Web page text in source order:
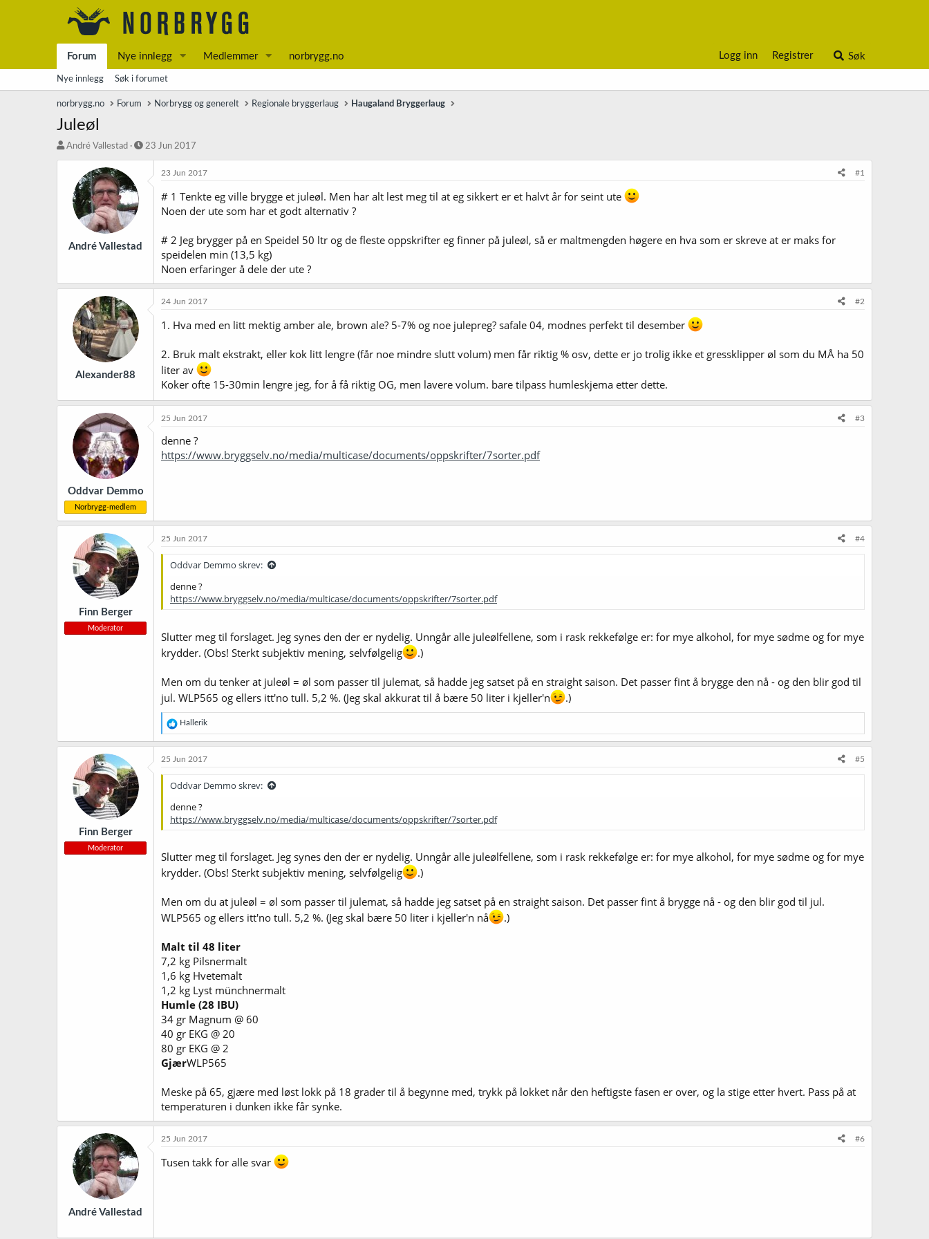
Forum Nye innlegg Medlemmer norbrygg.no Logg inn Registrer Søk
Nye innlegg Søk i forumet
norbrygg.no Forum Norbrygg og generelt Regionale bryggerlaug Haugaland Bryggerlaug
Juleøl
T
André Vallestad
S
23 Jun 2017
André Vallestad
23 Jun 2017 #1
# 1 Tenkte eg ville brygge et juleøl. Men har alt lest meg til at eg sikkert er et halvt år for seint ute
Noen der ute som har et godt alternativ ?
# 2 Jeg brygger på en Speidel 50 ltr og de fleste oppskrifter eg finner på juleøl, så er maltmengden høgere en hva som er skreve at er maks for
speidelen min (13,5 kg)
Noen erfaringer å dele der ute ?
Alexander88
24 Jun 2017 #2
1. Hva med en litt mektig amber ale, brown ale? 5-7% og noe julepreg? safale 04, modnes perfekt til desember
2. Bruk malt ekstrakt, eller kok litt lengre (får noe mindre slutt volum) men får riktig % osv, dette er jo trolig ikke et gressklipper øl som du MÅ ha 50
liter av
Koker ofte 15-30min lengre jeg, for å få riktig OG, men lavere volum. bare tilpass humleskjema etter dette.
Oddvar Demmo
Norbrygg-medlem
25 Jun 2017 #3
denne ?
https://www.bryggselv.no/media/multicase/documents/oppskrifter/7sorter.pdf
Finn Berger
Moderator
25 Jun 2017 #4
Oddvar Demmo skrev:
denne ?
https://www.bryggselv.no/media/multicase/documents/oppskrifter/7sorter.pdf
Slutter meg til forslaget. Jeg synes den der er nydelig. Unngår alle juleølfellene, som i rask rekkefølge er: for mye alkohol, for mye sødme og for mye
krydder. (Obs! Sterkt subjektiv mening, selvfølgelig
.)
Men om du tenker at juleøl = øl som passer til julemat, så hadde jeg satset på en straight saison. Det passer fint å brygge den nå - og den blir god til
jul. WLP565 og ellers itt'no tull. 5,2 %. (Jeg skal akkurat til å bære 50 liter i kjeller'n
.)
R
e
a
j
o
e
r
Hallerik
Finn Berger
Moderator
25 Jun 2017 #5
Oddvar Demmo skrev:
denne ?
https://www.bryggselv.no/media/multicase/documents/oppskrifter/7sorter.pdf
Slutter meg til forslaget. Jeg synes den der er nydelig. Unngår alle juleølfellene, som i rask rekkefølge er: for mye alkohol, for mye sødme og for mye
krydder. (Obs! Sterkt subjektiv mening, selvfølgelig
.)
Men om du at juleøl = øl som passer til julemat, så hadde jeg satset på en straight saison. Det passer fint å brygge nå - og den blir god til jul.
WLP565 og ellers itt'no tull. 5,2 %. (Jeg skal bære 50 liter i kjeller'n nå
.)
Malt til 48 liter
7,2 kg Pilsnermalt
1,6 kg Hvetemalt
1,2 kg Lyst münchnermalt
Humle (28 IBU)
34 gr Magnum @ 60
40 gr EKG @ 20
80 gr EKG @ 2
GjærWLP565
Meske på 65, gjære med løst lokk på 18 grader til å begynne med, trykk på lokket når den heftigste fasen er over, og la stige etter hvert. Pass på at
temperaturen i dunken ikke får synke.
André Vallestad
25 Jun 2017 #6
Tusen takk for alle svar